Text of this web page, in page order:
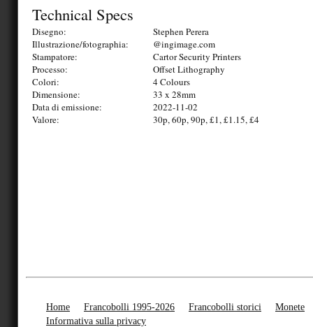
Technical Specs
Disegno:
Stephen Perera
Illustrazione/fotographia:
@ingimage.com
Stampatore:
Cartor Security Printers
Processo:
Offset Lithography
Colori:
4 Colours
Dimensione:
33 x 28mm
Data di emissione:
2022-11-02
Valore:
30p, 60p, 90p, £1, £1.15, £4
Home Francobolli 1995-2026 Francobolli storici
Monete
Informativa sulla privacy